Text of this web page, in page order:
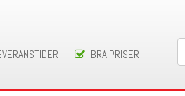
BRA PRISER